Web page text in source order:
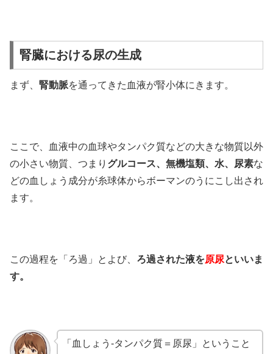
腎臓における尿の生成
まず、 腎動脈を通ってきた血液が腎小体にきます。
ここで、血液中の血球やタンパク質などの大きな物質以外
の小さい物質、つまり グルコース、無機塩類、水、尿素な
どの血しょう成分が糸球体からボーマンのうにこし出され
ます。
この過程を「ろ過」とよび、 ろ過された液を原尿といいま
す。
「血しょう-タンパク質＝原尿」ということ